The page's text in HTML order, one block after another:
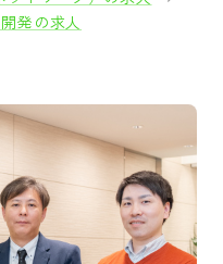
発の求人